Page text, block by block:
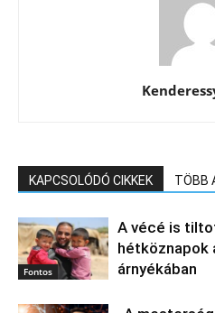
KAPCSOLÓDÓ CIKKEK TÖBB
Fontos
A vécé is
hétköznapok
árnyékában